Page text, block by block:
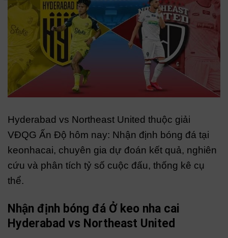
Hyderabad vs Northeast United thuộc giải
VĐQG Ấn Độ hôm nay: Nhận định bóng đá tại
keonhacai, chuyên gia dự đoán kết quả, nghiên
cứu và phân tích tỷ số cuộc đấu, thống kê cụ
thể.
Nhận định bóng đá Ở keo nha cai
Hyderabad vs Northeast United